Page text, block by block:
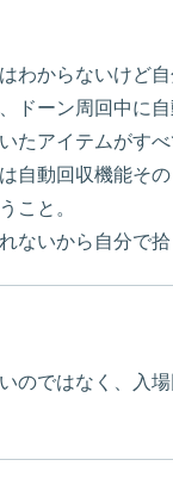
わからないけど
ドーン周回中に
たアイテムがす
自動回収機能そ
こと。
ないから自分で
のではなく、入